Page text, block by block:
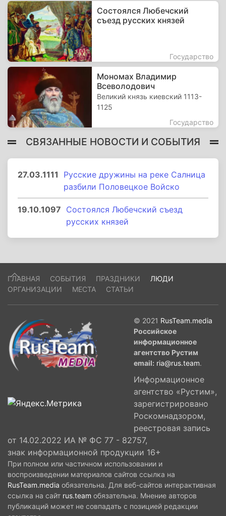
Состоялся Любечский
съезд русских князей
Государство
Мономах Владимир
Всеволодович
Великий князь киевский 1113-
1125
Государство
СВЯЗАННЫЕ НОВОСТИ И СОБЫТИЯ
27.03.1111
Русские дружины на реке Салница
разбили Половецкое Войско
19.10.1097 Состоялся Любечский съезд
русских князей
ГЛАВНАЯ СОБЫТИЯ ПРАЗДНИКИ
ЛЮДИ
ОРГАНИЗАЦИИ
МЕСТА СТАТЬИ
© 2021 RusTeam.media
Российское
информационное
агентство Рустим
email: ria@rus.team.
Информационное
агентство «Рустим»,
зарегистрировано
Роскомнадзором,
реестровая запись
от 14.02.2022 ИА № ФС 77 - 82757,
знак информационной продукции 16+
При полном или частичном использовании и
воспроизведении материалов сайтов ссылка на
RusTeam.media обязательна. Для веб-сайтов интерактивная
ссылка на сайт rus.team обязательна. Мнение авторов
публикаций может не совпадать с позицией редакции